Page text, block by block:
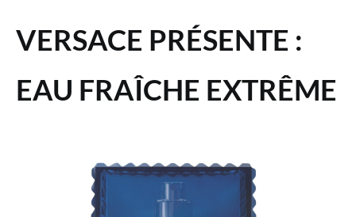
VERSACE PRÉSENTE :
EAU FRAÎCHE EXTRÊME